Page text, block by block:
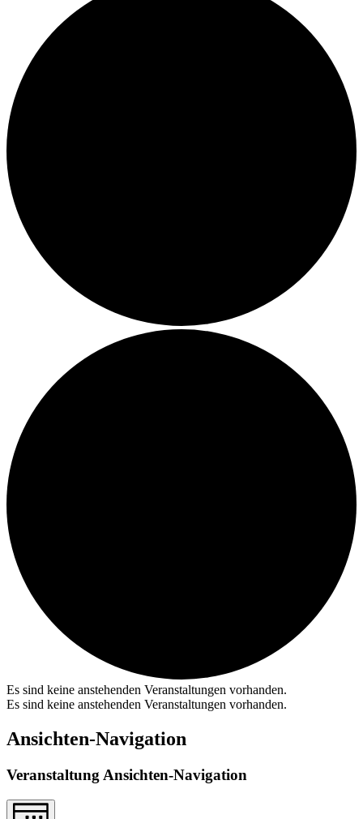
Es sind keine anstehenden Veranstaltungen vorhanden.
Es sind keine anstehenden Veranstaltungen vorhanden.
Ansichten-Navigation
Veranstaltung Ansichten-Navigation